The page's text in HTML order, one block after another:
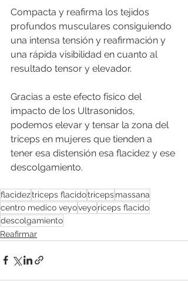
Compacta y reafirma los tejidos
profundos musculares consiguiendo
una intensa tensión y reafirmación y
una rápida visibilidad en cuanto al
resultado tensor y elevador.
Gracias a este efecto físico del
impacto de los Ultrasonidos,
podemos elevar y tensar la zona del
tríceps en mujeres que tienden a
tener esa distensión esa flacidez y ese
descolgamiento.
flacideztriceps flacidotricepsmassana
centro medico veyoveyoriceps flacido
descolgamiento
Reafirmar